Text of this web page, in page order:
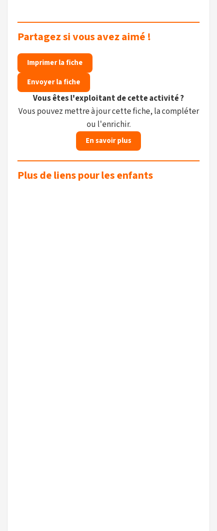
Partagez si vous avez aimé !
Imprimer la fiche
Envoyer la fiche
Vous êtes l'exploitant de cette activité ?
Vous pouvez mettre à jour cette fiche, la compléter
ou l'enrichir.
En savoir plus
Plus de liens pour les enfants